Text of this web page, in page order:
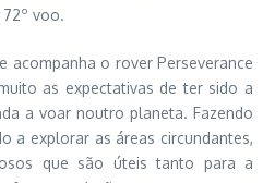
voo.
acompanha o rover Perseverance
as expectativas de ter sido a
a voar noutro planeta. Fazendo
a explorar as áreas circundantes,
que são úteis tanto para a